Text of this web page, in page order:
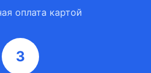
оплата картой
3